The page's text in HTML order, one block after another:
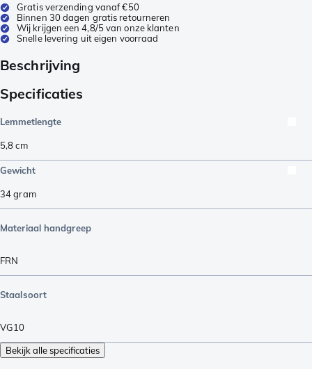
Gratis verzending vanaf €50
Binnen 30 dagen gratis retourneren
Wij krijgen een 4,8/5 van onze klanten
Snelle levering uit eigen voorraad
Beschrijving
Specificaties
Lemmetlengte
5,8cm
Gewicht
34gram
Materiaal handgreep
FRN
Staalsoort
VG10
Bekijk alle specificaties